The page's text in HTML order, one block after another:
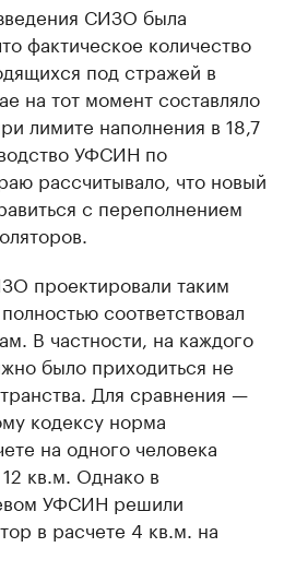
СИЗО была
фактическое количество
под стражей в
на тот момент составляло
лимите наполнения в 18,7
УФСИН по
рассчитывало, что новый
с переполнением
проектировали таким
соответствовал
В частности, на каждого
было приходиться не
Для сравнения —
кодексу норма
на одного человека
кв.м. Однако в
УФСИН решили
в расчете 4 кв.м. на